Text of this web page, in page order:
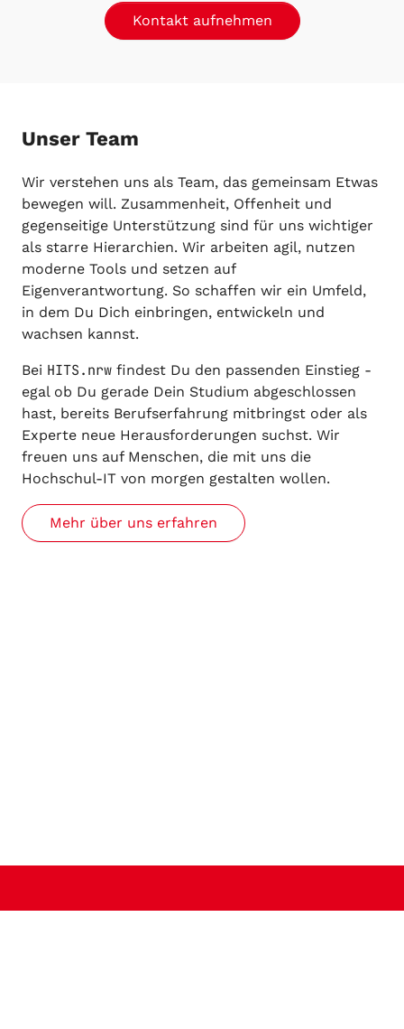
Kontakt aufnehmen
Unser Team
Wir verstehen uns als Team, das gemeinsam Etwas
bewegen will. Zusammenheit, Offenheit und
gegenseitige Unterstützung sind für uns wichtiger
als starre Hierarchien. Wir arbeiten agil, nutzen
moderne Tools und setzen auf
Eigenverantwortung. So schaffen wir ein Umfeld,
in dem Du Dich einbringen, entwickeln und
wachsen kannst.
Bei HITS.nrw findest Du den passenden Einstieg -
egal ob Du gerade Dein Studium abgeschlossen
hast, bereits Berufserfahrung mitbringst oder als
Experte neue Herausforderungen suchst. Wir
freuen uns auf Menschen, die mit uns die
Hochschul-IT von morgen gestalten wollen.
Mehr über uns erfahren